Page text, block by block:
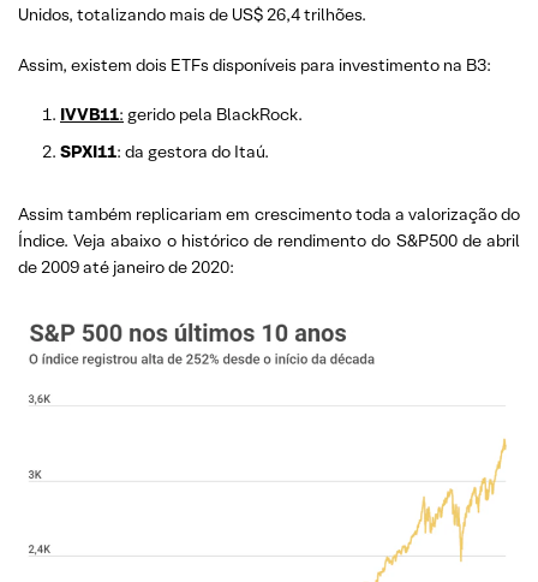
Unidos, totalizando mais de US$ 26,4 trilhões.
Assim, existem dois ETFs disponíveis para investimento na B3:
IVVB11: gerido pela BlackRock.
SPXI11: da gestora do Itaú.
Assim também replicariam em crescimento toda a valorização do
Índice. Veja abaixo o histórico de rendimento do S&P500 de abril
de 2009 até janeiro de 2020: